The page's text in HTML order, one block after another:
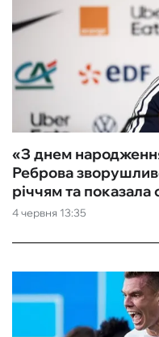
4 червня 13:35
«З днем
Реброва
річчям та показала